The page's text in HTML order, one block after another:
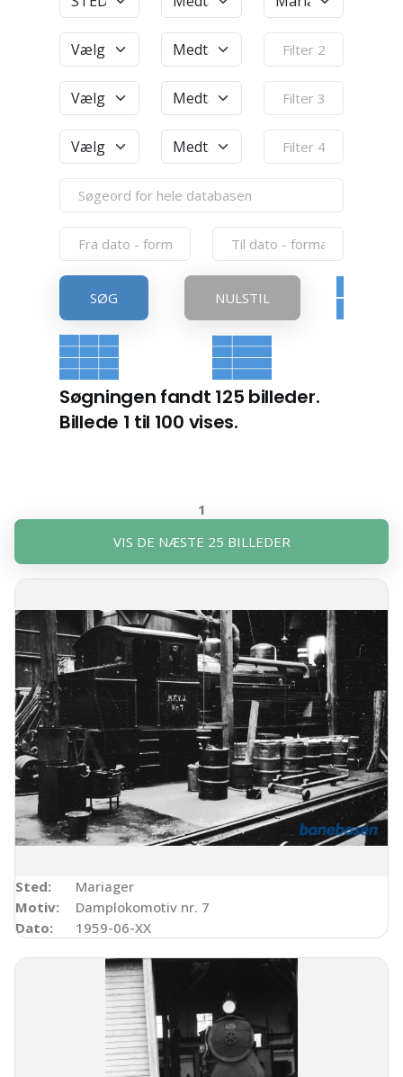
SØG NULSTIL
Søgningen fandt 125 billeder.
Billede 1 til 100 vises.
1
VIS DE NÆSTE 25 BILLEDER
Sted:
Mariager
Motiv:
Damplokomotiv nr. 7
Dato:
1959-06-XX